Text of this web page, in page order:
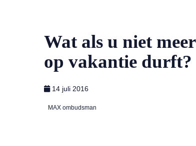
Wat als u niet meer
op vakantie durft?
14 juli 2016
MAX ombudsman